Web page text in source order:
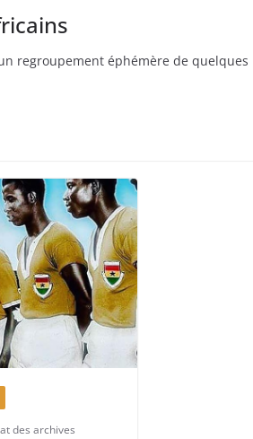
regroupement éphémère de quelques
des archives